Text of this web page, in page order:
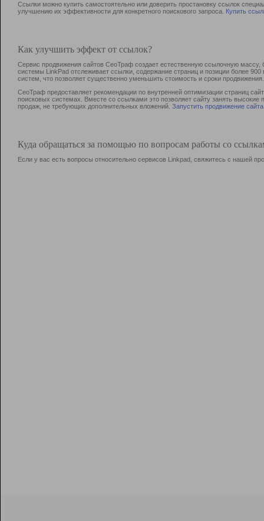
Ссылки можно купить самостоятельно или доверить простановку ссылок
улучшению их эффективности для конкретного поискового запроса. Купить
Как улучшить эффект от ссылок?
Сервис продвижения сайтов СеоТраф создает естественную ссылочную
системы LinkPad отслеживает ссылки, содержание страниц и позиции более
систем, что позволяет существенно уменьшить стоимость и сроки продвижения.
СеоТраф предоставляет рекомендации по внутренней оптимизации страниц
поисковых системах. Вместе со ссылками это позволяет сайту занять
продаж, не требующих дополнительных вложений. Запустить продвижение сайта
Куда обращаться за помощью по вопросам работы со
Если у вас есть вопросы относительно сервисов Linkpad, свяжитесь с нашей